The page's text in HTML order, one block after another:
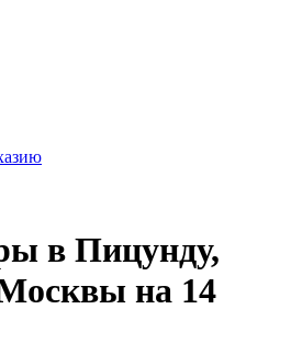
в Пицунду,
на 14